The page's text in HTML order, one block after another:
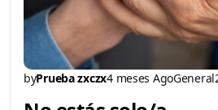
byPrueba zxczx4 meses AgoGeneral